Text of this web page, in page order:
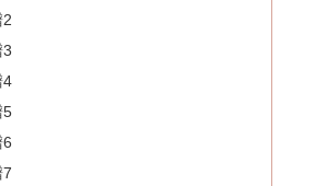
2
3
4
5
6
7